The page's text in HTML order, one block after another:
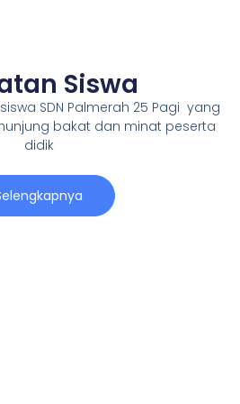
Siswa
SDN Palmerah 25 Pagi yang
bakat dan minat peserta
didik